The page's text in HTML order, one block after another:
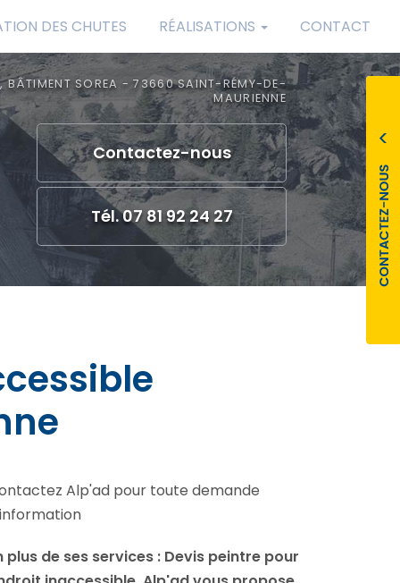
DES CHUTES RÉALISATIONS CONTACT
BÂTIMENT SOREA - 73660 SAINT-RÉMY-DE-
MAURIENNE
Contactez-nous
Tél. 07 81 92 24 27
Alp'ad pour toute demande
plus de ses services : Devis peintre pour